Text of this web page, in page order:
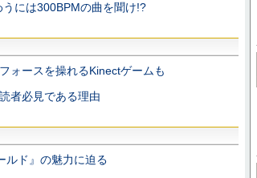
うには300BPMの曲を聞け!?
ースを操れるKinectゲームも
者必見である理由
ルド』の魅力に迫る